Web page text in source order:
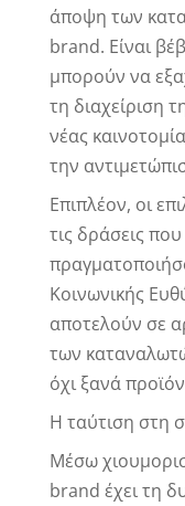
άποψη των
brand. Είναι
μπορούν να
τη διαχείριση
νέας
την
Επιπλέον, οι
τις δράσεις
Κοινωνικής
αποτελούν σε
των
όχι ξανά
Η ταύτιση στη
Μέσω
brand έχει τη